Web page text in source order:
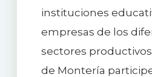
instituciones
empresas de los
sectores
de Montería